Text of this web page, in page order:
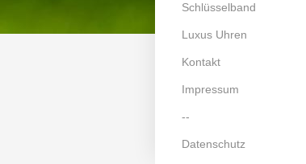
Schlüsselband
Luxus Uhren
Kontakt
Impressum
--
Datenschutz